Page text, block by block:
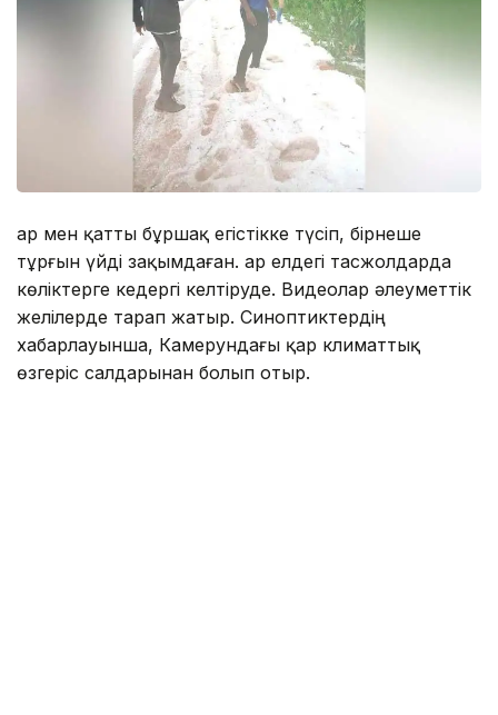
Қар мен қатты бұршақ егістікке түсіп, бірнеше
тұрғын үйді зақымдаған. Қар елдегі тасжолдарда
көліктерге кедергі келтіруде. Видеолар әлеуметтік
желілерде тарап жатыр. Синоптиктердің
хабарлауынша, Камерундағы қар климаттық
өзгеріс салдарынан болып отыр.